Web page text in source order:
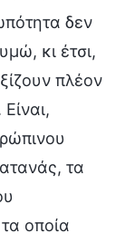
δεν
κι έτσι,
πλέον
τα
οποία